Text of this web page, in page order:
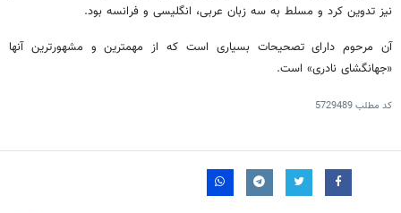
نیز تدوین کرد و مسلط به سه زبان عربی، انگلیسی و فرانسه بود.
آن مرحوم دارای تصحیحات بسیاری است که از مهمترین و مشهورترین آنها
«جهانگشای نادری» است.
کد مطلب5729489